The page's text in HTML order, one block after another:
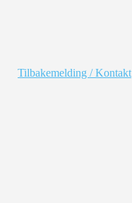
Tilbakemelding / Kontakt